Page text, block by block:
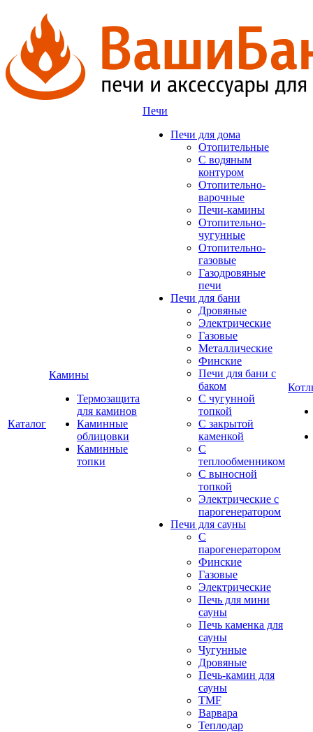
Каталог
Камины
Термозащита
для каминов
Каминные
облицовки
Каминные
топки
Печи
Печи для дома
Отопительные
C водяным
контуром
Отопительно-
варочные
Печи-камины
Отопительно-
чугунные
Отопительно-
газовые
Газодровяные
печи
Печи для бани
Дровяные
Электрические
Газовые
Металлические
Финские
Печи для бани с
баком
С чугунной
топкой
С закрытой
каменкой
С
теплообменником
С выносной
топкой
Электрические с
парогенератором
Печи для сауны
С
парогенератором
Финские
Газовые
Электрические
Печь для мини
сауны
Печь каменка для
сауны
Чугунные
Дровяные
Печь-камин для
сауны
TMF
Варвара
Теплодар